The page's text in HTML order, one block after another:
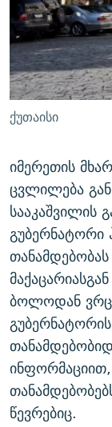
ᲛᲝᲚᲐᲞᲐᲠᲐᲙᲔ
ᲨᲘᲜ - ᲣᲪᲮᲝᲔᲗᲨᲘ
ᲐᲛᲔᲠᲘᲙᲣᲚᲘ
ᲩᲔᲛᲘ
11 ᲬᲔᲚᲘ - 11
ᲡᲐᲞᲐᲠᲚᲐᲛᲔᲜᲢᲝ
ᲑᲐᲕᲨᲕᲔᲑᲘ
ᲐᲒᲕᲘᲡᲢᲝᲡ ᲝᲛᲘ
ПРИВЕТ
ᲒᲐᲛᲝᲘᲬᲔᲠᲔ
რთე/რთ-ის
ქუთაისი
იმერეთის
ცვლილება
სააკაშვილის
გუბერნატორი
ბოლოდან
წევრებიც.